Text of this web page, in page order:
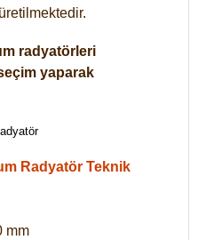
radyatörleri
yaparak
Radyatör Teknik
mm